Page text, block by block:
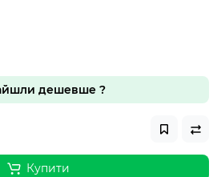
дешевше ?
Купити